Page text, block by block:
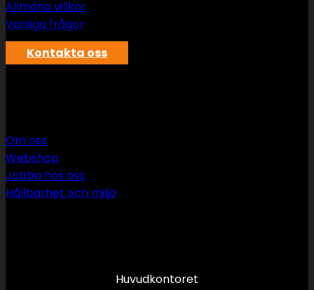
Allmäna villkor
Vanliga frågor
Kontakta oss
Om oss
Webshop
Jobba hos oss
Hållbarhet och miljö
Huvudkontoret